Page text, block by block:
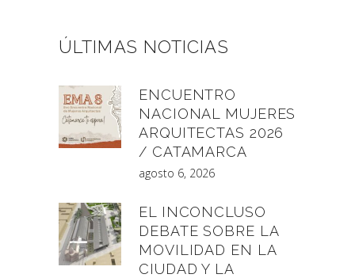
ÚLTIMAS NOTICIAS
ENCUENTRO
NACIONAL MUJERES
ARQUITECTAS 2026
/ CATAMARCA
agosto 6, 2026
EL INCONCLUSO
DEBATE SOBRE LA
MOVILIDAD EN LA
CIUDAD Y LA